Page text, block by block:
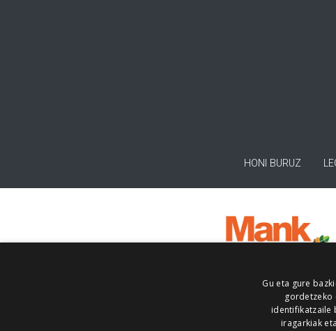
HONI BURUZ
Gu eta gure
gordetzeko
identifikatzaile
iragarkiak